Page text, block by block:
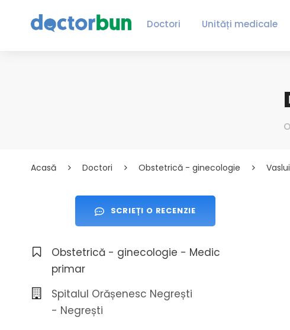
Doctori Unități medicale
Acasă Doctori Obstetrică - ginecologie Vaslui
SCRIEȚI O RECENZIE
Obstetrică - ginecologie - Medic
primar
Spitalul Orășenesc Negrești
- Negrești